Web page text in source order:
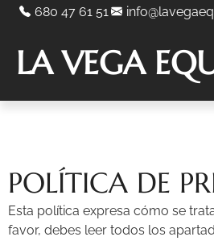
680 47 61 51
LA VEGA
POLÍTICA DE
Esta política expresa cómo se
favor, debes leer todos los